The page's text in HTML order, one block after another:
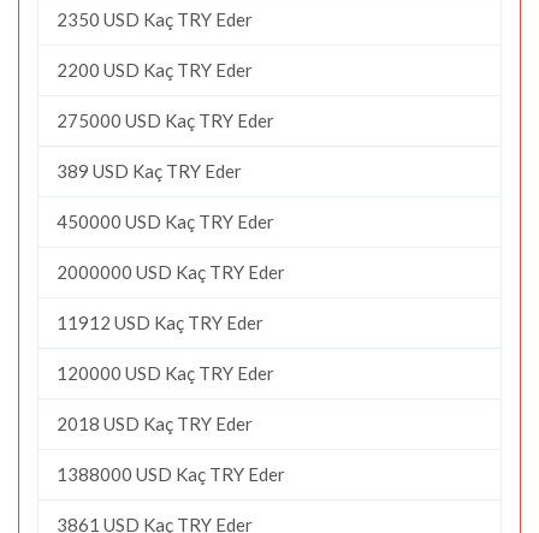
2350 USD Kaç TRY Eder
2200 USD Kaç TRY Eder
275000 USD Kaç TRY Eder
389 USD Kaç TRY Eder
450000 USD Kaç TRY Eder
2000000 USD Kaç TRY Eder
11912 USD Kaç TRY Eder
120000 USD Kaç TRY Eder
2018 USD Kaç TRY Eder
1388000 USD Kaç TRY Eder
3861 USD Kaç TRY Eder